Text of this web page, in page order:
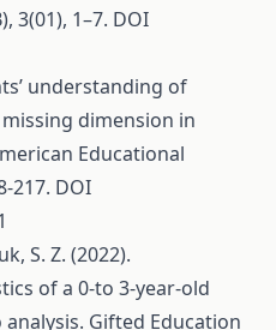
3(01), 1–7. DOI
understanding of
dimension in
Educational
217. DOI
S. Z. (2022).
of a 0-to 3-year-old
Gifted Education